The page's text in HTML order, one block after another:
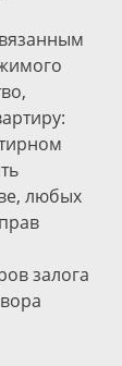
любых
залога